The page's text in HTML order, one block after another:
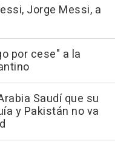
Jorge Messi, a
por cese" a la
Saudí que su
y Pakistán no va